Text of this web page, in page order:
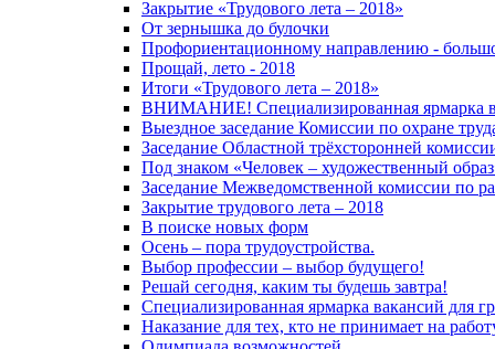
Закрытие «Трудового лета – 2018»
От зернышка до булочки
Профориентационному направлению -
Прощай, лето - 2018
Итоги «Трудового лета – 2018»
ВНИМАНИЕ! Специализированная ярмарка
Выездное заседание Комиссии по охране
Заседание Областной трёхсторонней
Под знаком «Человек – художественный
Заседание Межведомственной комиссии по
Закрытие трудового лета – 2018
В поиске новых форм
Осень – пора трудоустройства.
Выбор профессии – выбор будущего!
Решай сегодня, каким ты будешь завтра!
Специализированная ярмарка вакансий для
Наказание для тех, кто не принимает на